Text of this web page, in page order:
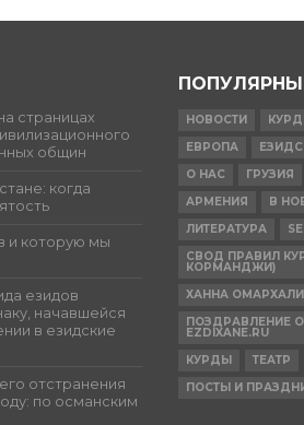
страницах
общин
когда
и которую мы
езидов
начавшейся
в езидские
отстранения
по османским
НОВОСТИ
ЕВРОПА
О НАС
ГРУЗИЯ
АРМЕНИЯ
В
ЛИТЕРАТУРА
СВОД ПРАВИЛ
КОРМАНДЖИ)
ХАННА ОМАРХАЛИ
ПОЗДРАВЛЕНИЕ
EZDIXANE.RU
КУРДЫ
ТЕАТР
ПОСТЫ И